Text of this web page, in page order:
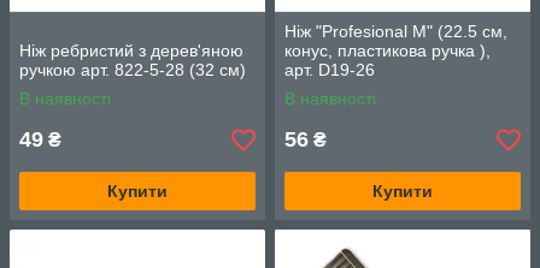
Ніж ребристий з дерев'яною
ручкою арт. 822-5-28 (32 см)
В наявності
49 ₴
Купити
Ніж "Profesional M" (22.5 см,
конус, пластикова ручка ),
арт. D19-26
В наявності
56 ₴
Купити